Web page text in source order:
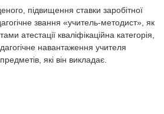
підвищення ставки заробітної
звання «учитель-методист», як
атестації кваліфікаційна категорія,
навантаження учителя
які він викладає.